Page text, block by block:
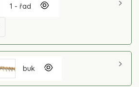
1 - řad
buk